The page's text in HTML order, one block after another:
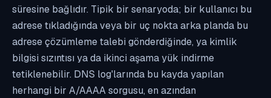
süresine bağlıdır. Tipik bir senaryoda; bir kullanıcı bu
adrese tıkladığında veya bir uç nokta arka planda bu
adrese çözümleme talebi gönderdiğinde, ya kimlik
bilgisi sızıntısı ya da ikinci aşama yük indirme
tetiklenebilir. DNS log'larında bu kayda yapılan
herhangi bir A/AAAA sorgusu, en azından